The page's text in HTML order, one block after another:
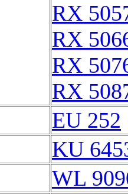
RX
RX
RX
RX
EU 252
KU
WL